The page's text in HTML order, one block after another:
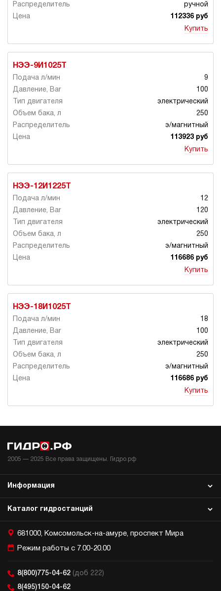
ручной
112336 руб
Купить
НЭЭ-9И1025Т
9
100
электрический
250
э/магнитный
113923 руб
Купить
НЭЭ-12И1225Т
12
120
электрический
250
э/магнитный
116686 руб
Купить
НЭЭ-18И1025Т
18
100
электрический
250
э/магнитный
116686 руб
Купить
2005 — 2025 Все права защищены. Гидро.рф
Каталог гидростанций
Информация
681000, Комсомольск-на-амуре, проспект Мира
Режим работы с 7.00-20.00
8(800)775-04-62 (доб 222)
8(495)150-04-62